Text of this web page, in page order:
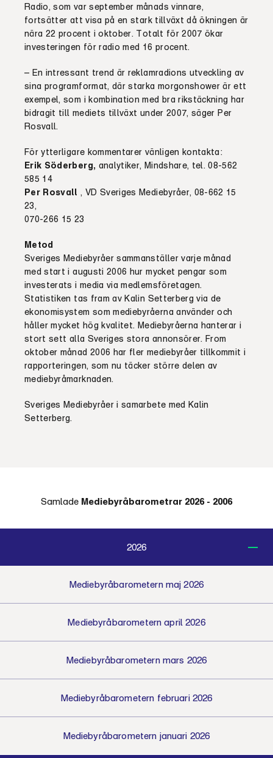
Radio, som var september månads vinnare,
fortsätter att visa på en stark tillväxt då ökningen är
nära 22 procent i oktober. Totalt för 2007 ökar
investeringen för radio med 16 procent.
– En intressant trend är reklamradions utveckling av
sina programformat, där starka morgonshower är ett
exempel, som i kombination med bra rikstäckning har
bidragit till mediets tillväxt under 2007, säger Per
Rosvall.
För ytterligare kommentarer vänligen kontakta:
Erik Söderberg, analytiker, Mindshare, tel. 08-562
585 14
Per Rosvall , VD Sveriges Mediebyråer, 08-662 15
23,
070-266 15 23
Metod
Sveriges Mediebyråer sammanställer varje månad
med start i augusti 2006 hur mycket pengar som
investerats i media via medlemsföretagen.
Statistiken tas fram av Kalin Setterberg via de
ekonomi­system som mediebyråerna använder och
håller mycket hög kvalitet. Mediebyråerna hanterar i
stort sett alla Sveriges stora annonsörer. From
oktober månad 2006 har fler mediebyråer tillkommit i
rapporte­ringen, som nu täcker större delen av
mediebyråmarknaden.
Sveriges Mediebyråer i samarbete med Kalin
Setterberg.
Samlade Mediebyråbarometrar 2026 - 2006
2026
Mediebyråbarometern maj 2026
Mediebyråbarometern april 2026
Mediebyråbarometern mars 2026
Mediebyråbarometern februari 2026
Mediebyråbarometern januari 2026